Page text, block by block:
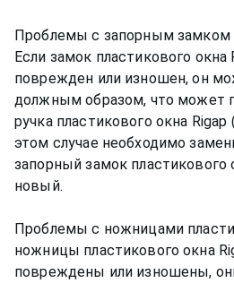
Проблемы с запорным замком
Если замок пластикового окна
поврежден или изношен, он
должным образом, что может
ручка пластикового окна Rigap
этом случае необходимо
запорный замок пластикового
новый.
Проблемы с ножницами
ножницы пластикового окна
повреждены или изношены,